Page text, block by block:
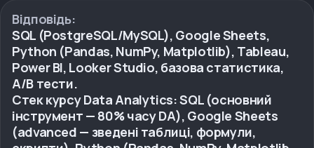
Відповідь:
SQL (PostgreSQL/MySQL), Google Sheets,
Python (Pandas, NumPy, Matplotlib), Tableau,
Power BI, Looker Studio, базова статистика,
A/B тести.
Стек курсу Data Analytics: SQL (основний
інструмент — 80% часу DA), Google Sheets
(advanced — зведені таблиці, формули,